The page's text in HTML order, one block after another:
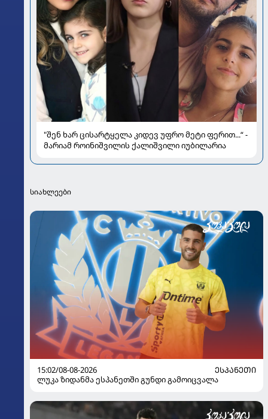
"შენ ხარ ცისარტყელა კიდევ უფრო მეტი ფერით...“ -
მარიამ როინიშვილის ქალიშვილი იუბილარია
სიახლეები
15:02/08-08-2026
ᲔᲡᲞᲐᲜᲔᲗᲘ
ლუკა ზიდანმა ესპანეთში გუნდი გამოიცვალა